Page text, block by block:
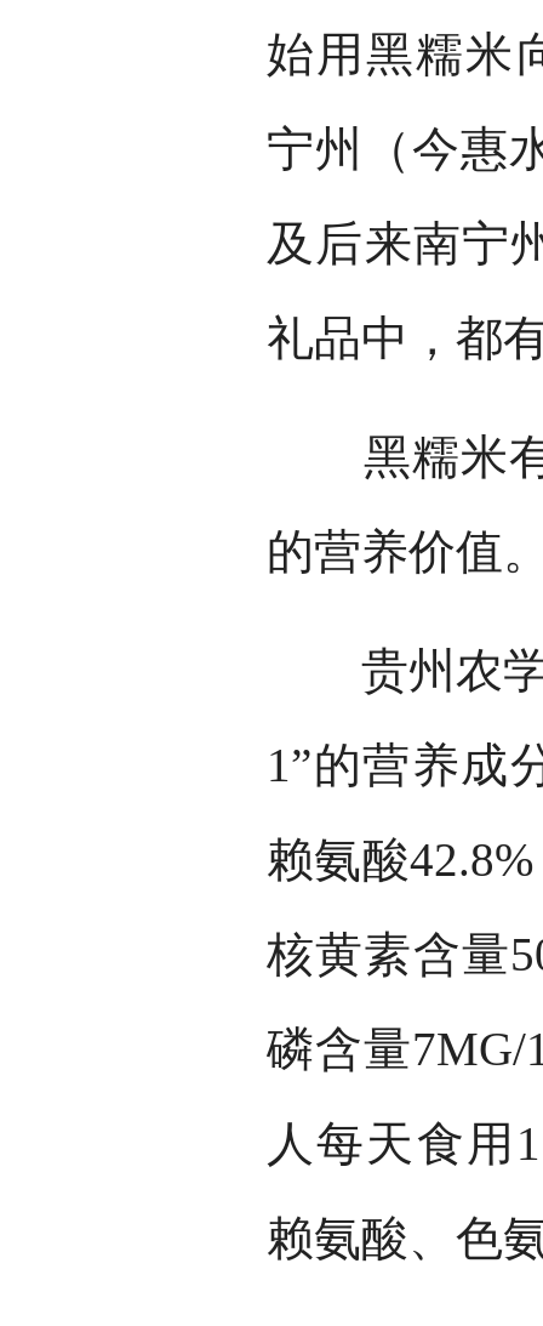
始用黑糯米
宁州（今惠
及后来南宁
礼品中，都
黑糯米有
的营养价值
贵州农学
1”的营养成
赖氨酸
核黄素含量
磷含量7MG/
人每天食用
赖氨酸、色